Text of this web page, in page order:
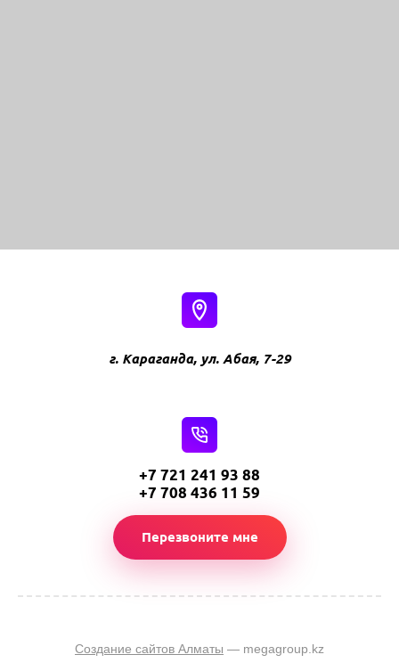
г. Караганда, ул. Абая, 7-29
+7 721 241 93 88
+7 708 436 11 59
Перезвоните мне
Создание сайтов Алматы — megagroup.kz